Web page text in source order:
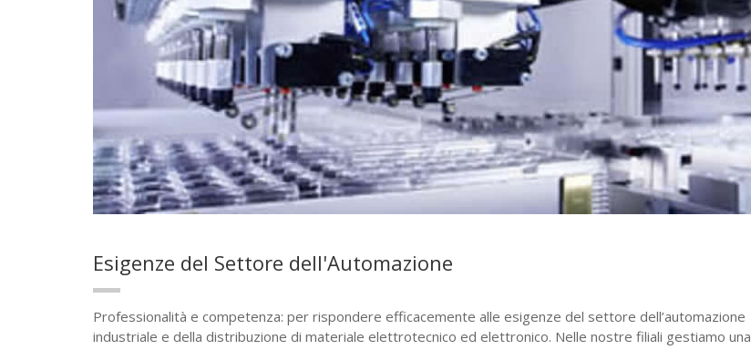
Esigenze del Settore dell'Automazione
Professionalità e competenza: per rispondere efficacemente alle esigenze del settore dell’automazione
industriale e della distribuzione di materiale elettrotecnico ed elettronico. Nelle nostre filiali gestiamo una